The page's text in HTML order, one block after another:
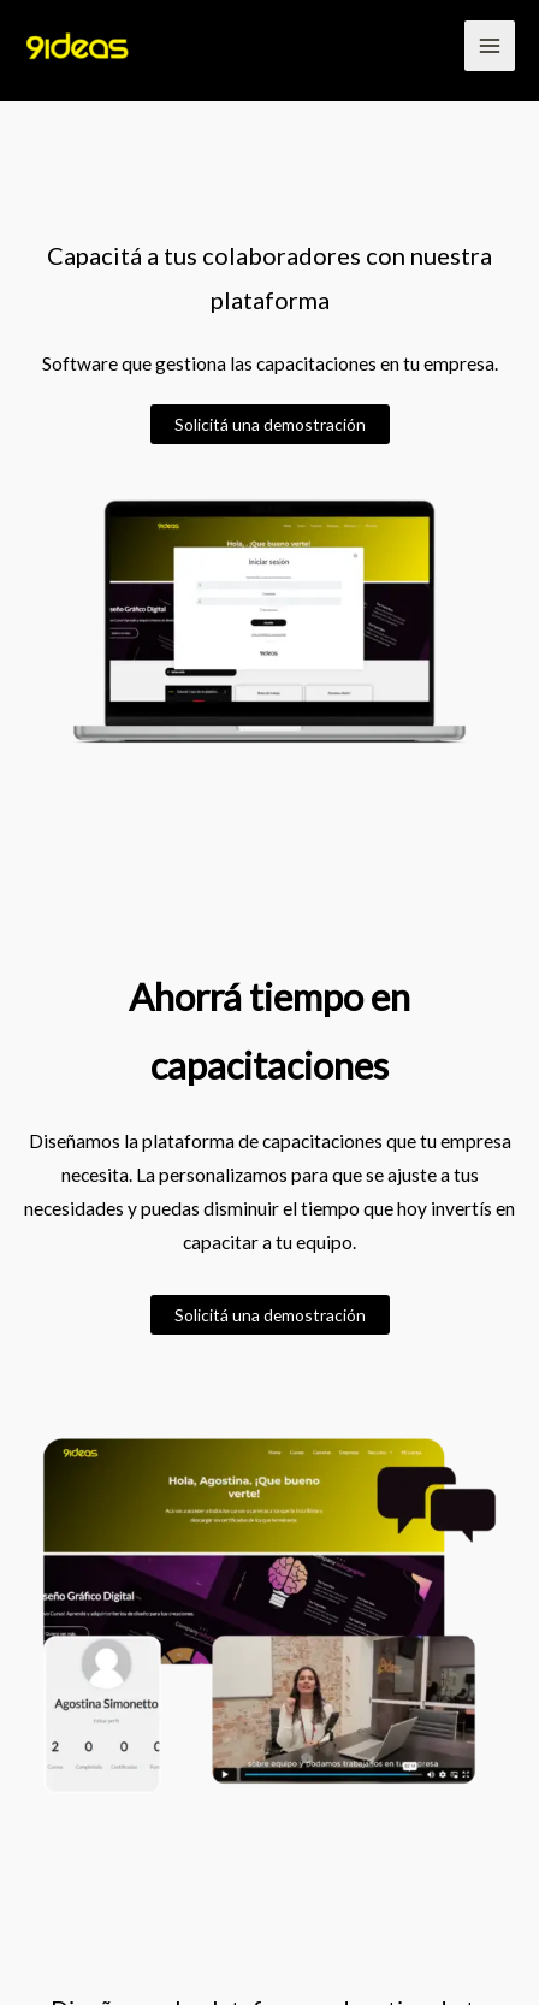
Capacitá a tus colaboradores con nuestra
plataforma
Software que gestiona las capacitaciones en tu empresa.
Solicitá una demostración
Ahorrá tiempo en
capacitaciones
Diseñamos la plataforma de capacitaciones que tu empresa
necesita. La personalizamos para que se ajuste a tus
necesidades y puedas disminuir el tiempo que hoy invertís en
capacitar a tu equipo.
Solicitá una demostración